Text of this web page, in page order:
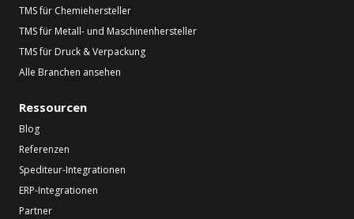
TMS für Chemiehersteller
TMS für Metall- und Maschinenhersteller
TMS für Druck & Verpackung
Alle Branchen ansehen
Ressourcen
Blog
Referenzen
Spediteur-Integrationen
ERP-Integrationen
Partner